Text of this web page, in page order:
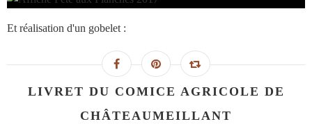
Et réalisation d'un gobelet :
LIVRET DU COMICE AGRICOLE DE
CHÂTEAUMEILLANT